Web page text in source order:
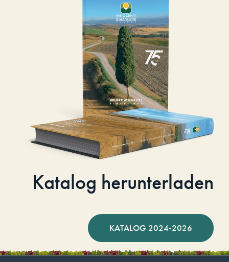
Katalog herunterladen
KATALOG 2024-2026